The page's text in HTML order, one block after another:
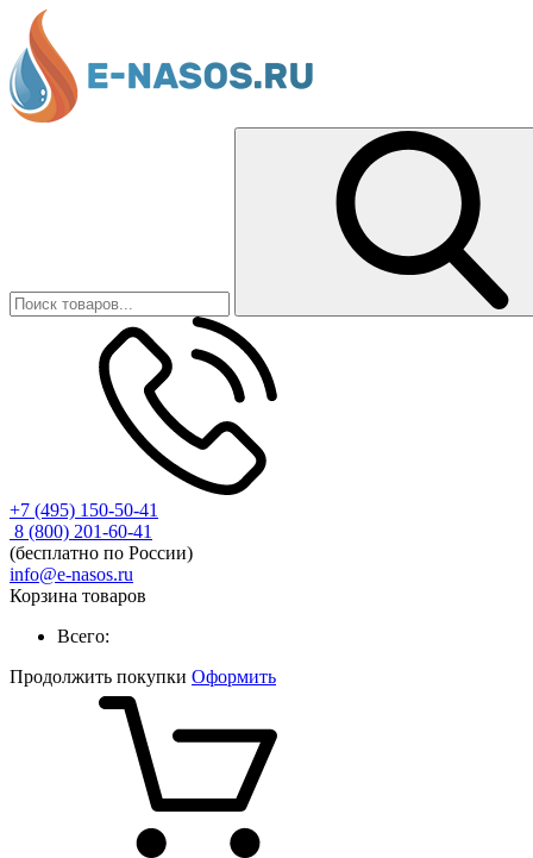
+7 (495) 150-50-41
8 (800) 201-60-41
(бесплатно по России)
info@e-nasos.ru
Корзина товаров
Всего:
Продолжить покупки Оформить